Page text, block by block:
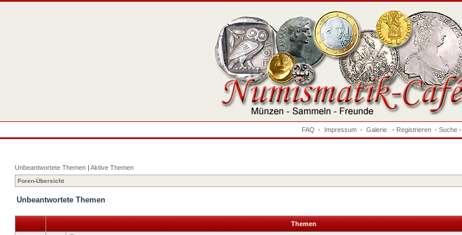
FAQ - Impressum - Galerie - Registrieren - Suche -
Unbeantwortete Themen | Aktive Themen
Foren-Übersicht
Unbeantwortete Themen
Themen